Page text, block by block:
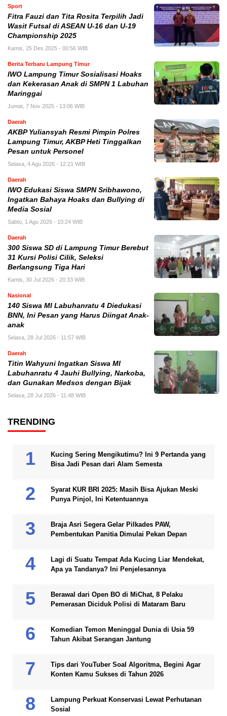
Sport
Fitra Fauzi dan Tita Rosita Terpilih Jadi
Wasit Futsal di ASEAN U-16 dan U-19
Championship 2025
Kamis, 25 Des 2025 - 00:56 WIB
Berita Terbaru Lampung Timur
IWO Lampung Timur Sosialisasi Hoaks
dan Kekerasan Anak di SMPN 1 Labuhan
Maringgai
Jumat, 7 Nov 2025 - 13:06 WIB
Daerah
AKBP Yuliansyah Resmi Pimpin Polres
Lampung Timur, AKBP Heti Tinggalkan
Pesan untuk Personel
Selasa, 4 Agu 2026 - 12:21 WIB
Daerah
IWO Edukasi Siswa SMPN Sribhawono,
Ingatkan Bahaya Hoaks dan Bullying di
Media Sosial
Sabtu, 1 Agu 2026 - 10:24 WIB
Daerah
300 Siswa SD di Lampung Timur Berebut
31 Kursi Polisi Cilik, Seleksi
Berlangsung Tiga Hari
Kamis, 30 Jul 2026 - 20:33 WIB
Nasional
140 Siswa MI Labuhanratu 4 Diedukasi
BNN, Ini Pesan yang Harus Diingat Anak-
anak
Selasa, 28 Jul 2026 - 11:57 WIB
Daerah
Titin Wahyuni Ingatkan Siswa MI
Labuhanratu 4 Jauhi Bullying, Narkoba,
dan Gunakan Medsos dengan Bijak
Selasa, 28 Jul 2026 - 11:48 WIB
TRENDING
Kucing Sering Mengikutimu? Ini 9 Pertanda yang
Bisa Jadi Pesan dari Alam Semesta
Syarat KUR BRI 2025: Masih Bisa Ajukan Meski
Punya Pinjol, Ini Ketentuannya
Braja Asri Segera Gelar Pilkades PAW,
Pembentukan Panitia Dimulai Pekan Depan
Lagi di Suatu Tempat Ada Kucing Liar Mendekat,
Apa ya Tandanya? Ini Penjelesannya
Berawal dari Open BO di MiChat, 8 Pelaku
Pemerasan Diciduk Polisi di Mataram Baru
Komedian Temon Meninggal Dunia di Usia 59
Tahun Akibat Serangan Jantung
Tips dari YouTuber Soal Algoritma, Begini Agar
Konten Kamu Sukses di Tahun 2026
Lampung Perkuat Konservasi Lewat Perhutanan
Sosial